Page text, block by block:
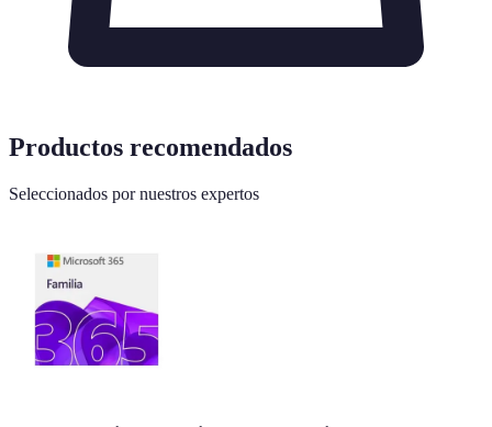
Productos recomendados
Seleccionados por nuestros expertos